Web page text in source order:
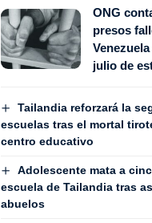
ONG
presos
julio de
Tailandia reforzará la
escuelas tras el mortal
centro educativo
Adolescente mata a
escuela de Tailandia tras
abuelos